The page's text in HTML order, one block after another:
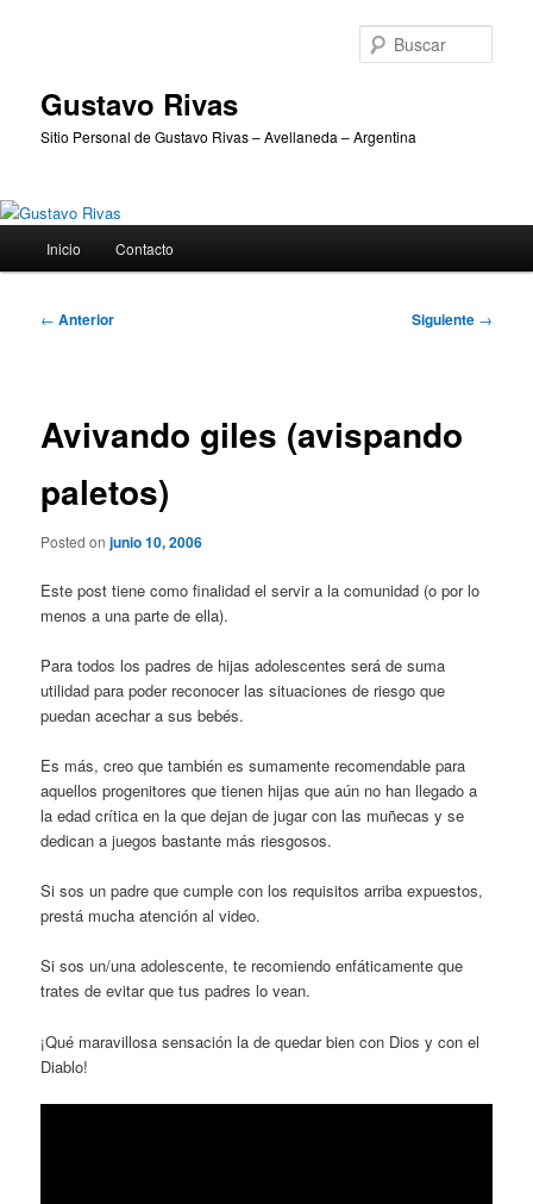
Gustavo Rivas
Sitio Personal de Gustavo Rivas – Avellaneda – Argentina
principal
Inicio Contacto
Navegación
← Anterior Siguiente →
Avivando giles (avispando
paletos)
Posted onjunio 10, 2006
Este post tiene como finalidad el servir a la comunidad (o por lo
menos a una parte de ella).
Para todos los padres de hijas adolescentes será de suma
utilidad para poder reconocer las situaciones de riesgo que
puedan acechar a sus bebés.
Es más, creo que también es sumamente recomendable para
aquellos progenitores que tienen hijas que aún no han llegado a
la edad crítica en la que dejan de jugar con las muñecas y se
dedican a juegos bastante más riesgosos.
Si sos un padre que cumple con los requisitos arriba expuestos,
prestá mucha atención al video.
Si sos un/una adolescente, te recomiendo enfáticamente que
trates de evitar que tus padres lo vean.
¡Qué maravillosa sensación la de quedar bien con Dios y con el
Diablo!